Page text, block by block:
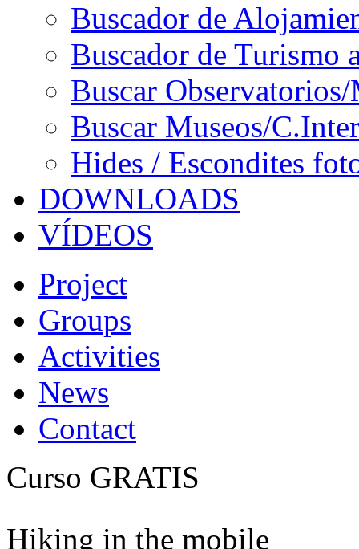
Buscador de
Buscador de Turismo
Buscar
Buscar Museos/
Hides / Escondites
DOWNLOADS
VÍDEOS
Project
Groups
Activities
News
Contact
Curso GRATIS
Hiking in the mobile